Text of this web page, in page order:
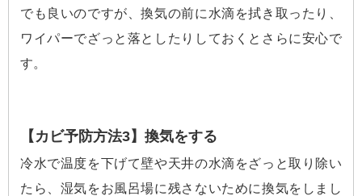
でも良いのですが、換気の前に水滴を拭き取ったり、
ワイパーでざっと落としたりしておくとさらに安心で
す。
【カビ予防方法3】換気をする
冷水で温度を下げて壁や天井の水滴をざっと取り除い
たら、湿気をお風呂場に残さないために換気をしまし